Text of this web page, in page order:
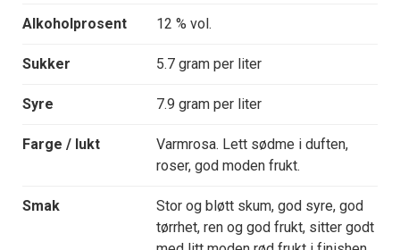
Alkoholprosent 12 % vol.
Sukker 5.7 gram per liter
Syre 7.9 gram per liter
Farge / lukt
Varmrosa. Lett sødme i duften,
roser, god moden frukt.
Smak
Stor og bløtt skum, god syre, god
tørrhet, ren og god frukt, sitter godt